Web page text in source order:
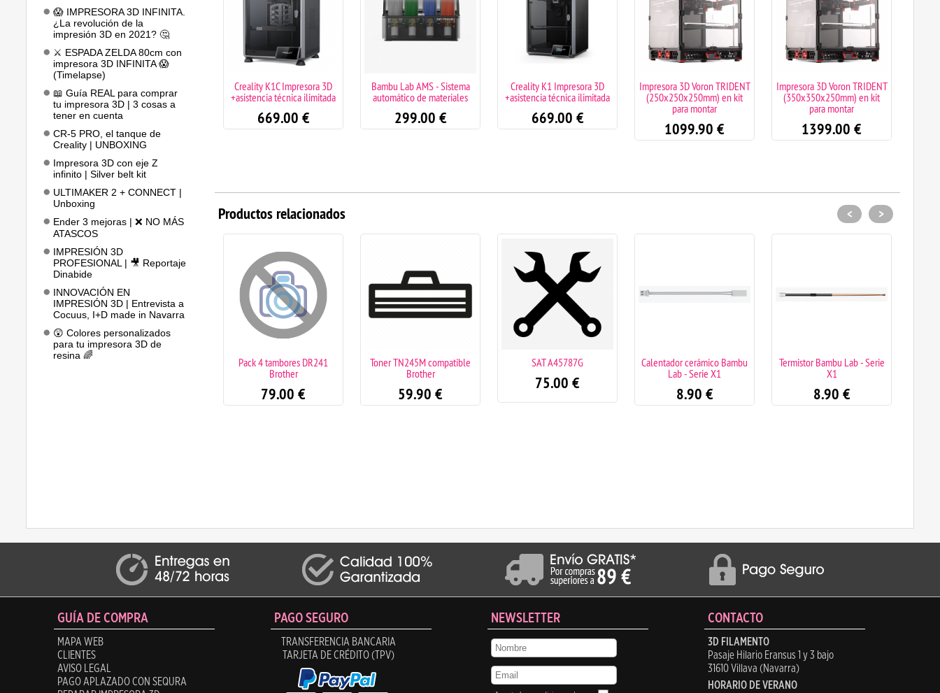
😱 IMPRESORA 3D INFINITA.
¿La revolución de la
impresión 3D en 2021? 🤔
⚔️ ESPADA ZELDA 80cm con
impresora 3D INFINITA 😱
(Timelapse)
📖 Guía REAL para comprar
tu impresora 3D | 3 cosas a
tener en cuenta
CR-5 PRO, el tanque de
Creality | UNBOXING
Impresora 3D con eje Z
infinito | Silver belt kit
ULTIMAKER 2 + CONNECT |
Unboxing
Ender 3 mejoras | ❌ NO MÁS
ATASCOS
IMPRESIÓN 3D
PROFESIONAL | 🎥 Reportaje
Dinabide
INNOVACIÓN EN
IMPRESIÓN 3D | Entrevista a
Cocuus, I+D made in Navarra
😲 Colores personalizados
para tu impresora 3D de
resina 🌈
Ender 3 V3 SE Impresora 3D
Creality + asistencia técnica
ilimitada
239.00
Creality K1C Impresora 3D
+asistencia técnica ilimitada
669.00 €
Bambu Lab AMS - Sistema
automático de materiales
299.00 €
Creality K1 Impresora 3D
+asistencia técnica ilimitada
669.00 €
Impresora 3D Voron TRIDENT
(250x250x250mm) en kit
para montar
1099.90 €
Impresora 3D Voron TRIDENT
(350x350x250mm) en kit
para montar
1399.00 €
Productos relacionados
Pack 4 tambores DR241
Brother
79.00 €
Toner TN245M compatible
Brother
59.90 €
SAT A45787G
75.00 €
Calentador cerámico Bambu
Lab - Serie X1
8.90 €
Termistor Bambu Lab - Serie
X1
8.90 €
< >
GUÍA DE COMPRA
MAPA WEB
CLIENTES
AVISO LEGAL
PAGO APLAZADO CON SEQURA
PAGO SEGURO
TRANSFERENCIA BANCARIA
TARJETA DE CRÉDITO (TPV)
NEWSLETTER CONTACTO
3D FILAMENTO
Pasaje Hilario Eransus 1 y 3 bajo
31610 Villava (Navarra)
HORARIO DE VERANO